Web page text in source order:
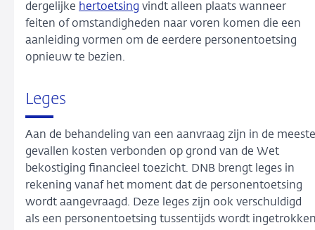
dergelijke hertoetsing vindt alleen plaats wanneer
feiten of omstandigheden naar voren komen die een
aanleiding vormen om de eerdere personentoetsing
opnieuw te bezien.
Leges
Aan de behandeling van een aanvraag zijn in de meeste
gevallen kosten verbonden op grond van de Wet
bekostiging financieel toezicht. DNB brengt leges in
rekening vanaf het moment dat de personentoetsing
wordt aangevraagd. Deze leges zijn ook verschuldigd
als een personentoetsing tussentijds wordt